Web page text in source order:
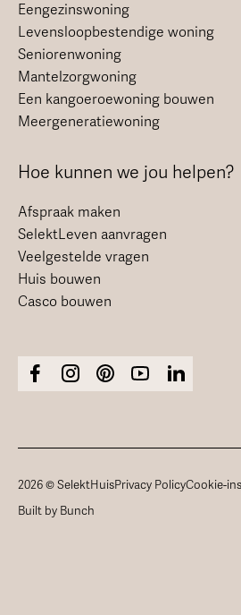
Eengezinswoning
Levensloopbestendige woning
Seniorenwoning
Mantelzorgwoning
Een kangoeroewoning bouwen
Meergeneratiewoning
Hoe kunnen we jou helpen?
Afspraak maken
SelektLeven aanvragen
Veelgestelde vragen
Huis bouwen
Casco bouwen
2026 © SelektHuisPrivacy PolicyCookie-
Built by Bunch